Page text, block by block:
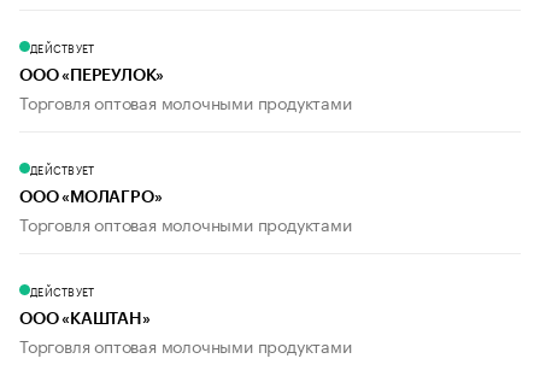
ДЕЙСТВУЕТ
ООО «ПЕРЕУЛОК»
Торговля оптовая молочными продуктами
ДЕЙСТВУЕТ
ООО «МОЛАГРО»
Торговля оптовая молочными продуктами
ДЕЙСТВУЕТ
ООО «КАШТАН»
Торговля оптовая молочными продуктами